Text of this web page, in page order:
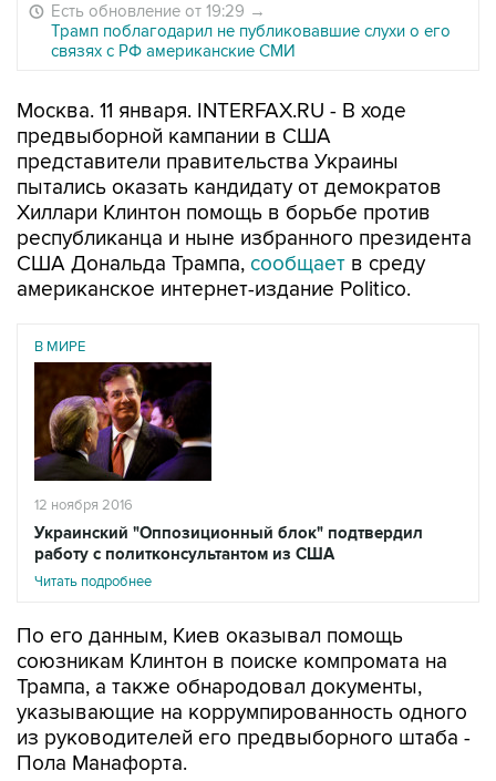
Есть обновление от 19:29 →
Трамп поблагодарил не публиковавшие слухи о его
связях с РФ американские СМИ
Москва. 11 января. INTERFAX.RU - В ходе
предвыборной кампании в США
представители правительства Украины
пытались оказать кандидату от демократов
Хиллари Клинтон помощь в борьбе против
республиканца и ныне избранного президента
США Дональда Трампа, сообщает в среду
американское интернет-издание Politico.
В МИРЕ
12 ноября 2016
Украинский "Оппозиционный блок" подтвердил
работу с политконсультантом из США
Читать подробнее
По его данным, Киев оказывал помощь
союзникам Клинтон в поиске компромата на
Трампа, а также обнародовал документы,
указывающие на коррумпированность одного
из руководителей его предвыборного штаба -
Пола Манафорта.